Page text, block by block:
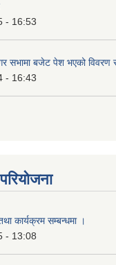
- 16:53
सभामा बजेट पेश भएको विवरण
- 16:43
कार्यक्रम सम्बन्धमा ।
- 13:08